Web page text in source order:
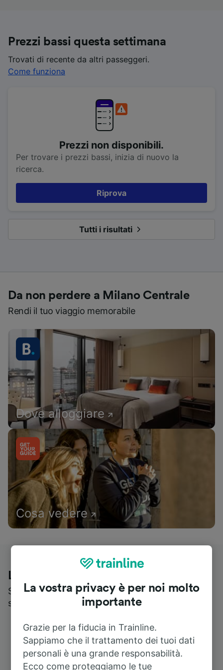
Prezzi bassi questa settimana
Trovati di recente da altri passeggeri.
Come funziona
Prezzi non disponibili.
Per trovare i prezzi bassi, inizia di nuovo la
ricerca.
Riprova
Tutti i risultati
Da non perdere a Milano Centrale
Rendi il tuo viaggio memorabile
Dove alloggiare
Cosa vedere
Le recensioni dei nostri viaggiatori
Scopri cosa pensa realmente chi utilizza i nostri
servizi
La vostra privacy è per noi molto
importante
Grazie per la fiducia in Trainline.
Sappiamo che il trattamento dei tuoi dati
personali è una grande responsabilità.
Ecco come proteggiamo le tue